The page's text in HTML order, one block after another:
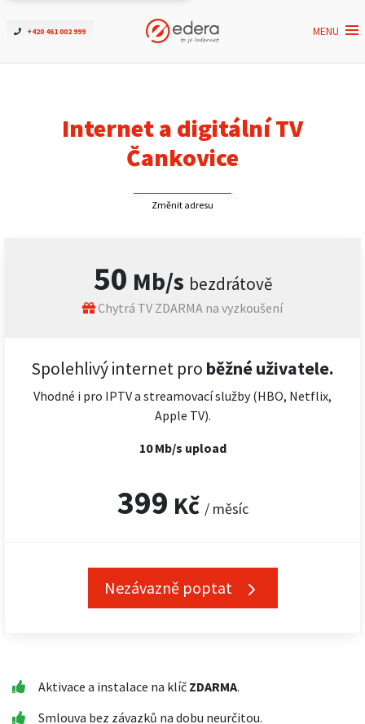
+420 461 002 999 MENU
Ověřit dostupnost
ČEZNET TV
Kontakt
Internet a digitální TV
Čankovice
Změnit adresu
50 Mb/s bezdrátově
Chytrá TV ZDARMA na vyzkoušení
Spolehlivý internet pro běžné uživatele.
Vhodné i pro IPTV a streamovací služby (HBO, Netflix,
Apple TV).
10 Mb/s upload
399 Kč / měsíc
Nezávazně poptat
Aktivace a instalace na klíč ZDARMA.
Smlouva bez závazků na dobu neurčitou.